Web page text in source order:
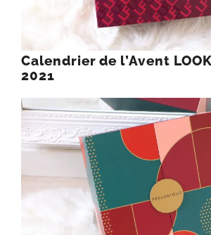
Calendrier de l’Avent
2021